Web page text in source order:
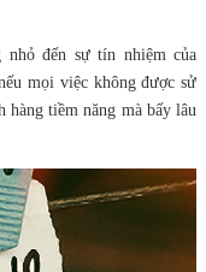
đến sự tín nhiệm của
mọi việc không được sử
tiềm năng mà bấy lâu